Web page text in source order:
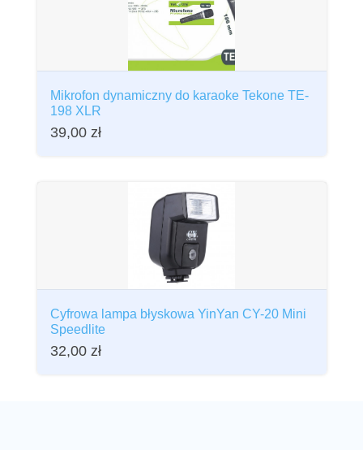
Mikrofon dynamiczny do karaoke Tekone TE-
198 XLR
39,00 zł
Cyfrowa lampa błyskowa YinYan CY-20 Mini
Speedlite
32,00 zł